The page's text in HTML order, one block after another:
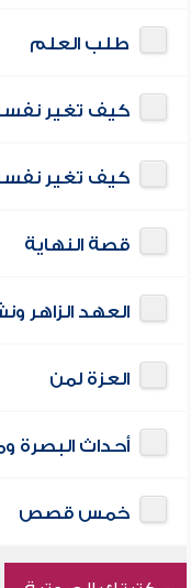
طلب العلم
كيف تغير
كيف تغير
قصة النهاية
العهد الزاهر
العزة لمن
أحداث البصرة
خمس قصص